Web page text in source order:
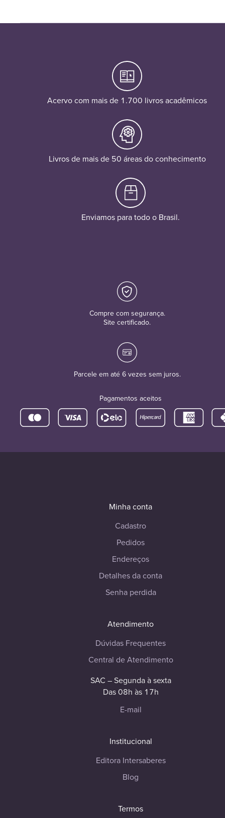
Acervo com mais de 1.700 livros acadêmicos
Livros de mais de 50 áreas do conhecimento
Enviamos para todo o Brasil.
Compre com segurança.
Site certificado.
Parcele em até 6 vezes sem juros.
Pagamentos aceitos
Minha conta
Cadastro
Pedidos
Endereços
Detalhes da conta
Senha perdida
Atendimento
Dúvidas Frequentes
Central de Atendimento
SAC – Segunda à sexta
Das 08h às 17h
E-mail
Institucional
Editora Intersaberes
Blog
Termos